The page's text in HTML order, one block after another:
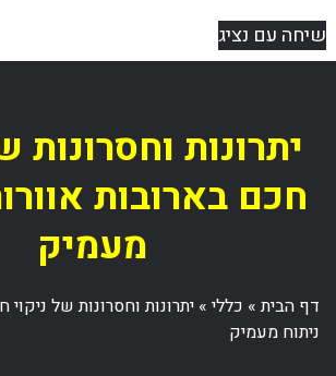
שיחה עם נציג
יתרונות וחסרונות
חכם בארובות
מעמיק
דף הבית» כללי» יתרונות וחסרונות של ניקוי
ניתוח מעמיק